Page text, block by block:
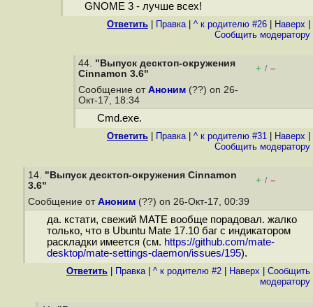
GNOME 3 - лучше всех!
Ответить Правка| ^ к родителю #26 Наверх
Cообщить модератору
44. "Выпуск десктоп-окружения
Cinnamon 3.6"
+ / –
Сообщение от Аноним (??) on 26-
Окт-17, 18:34
Cmd.exe.
Ответить Правка| ^ к родителю #31 Наверх
Cообщить модератору
14. "Выпуск десктоп-окружения Cinnamon
3.6"
+ / –
Сообщение от Аноним (??) on 26-Окт-17, 00:39
да. кстати, свежий MATE вообще порадовал. жалко
только, что в Ubuntu Mate 17.10 баг с индикатором
раскладки имеется (см. https://github.com/mate-
desktop/mate-settings-daemon/issues/195).
Ответить Правка| ^ к родителю #2 Наверх
Cообщить
модератору